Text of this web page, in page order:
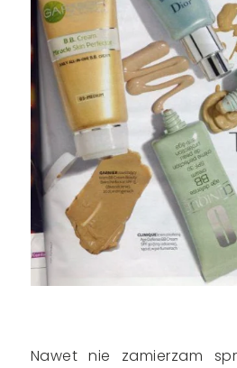
Nawet nie zamierzam